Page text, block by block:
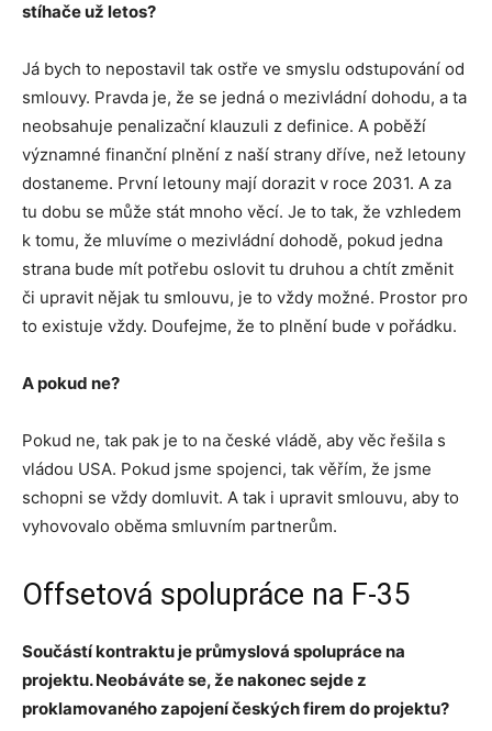
stíhače už letos?
Já bych to nepostavil tak ostře ve smyslu odstupování od
smlouvy. Pravda je, že se jedná o mezivládní dohodu, a ta
neobsahuje penalizační klauzuli z definice. A poběží
významné finanční plnění z naší strany dříve, než letouny
dostaneme. První letouny mají dorazit v roce 2031. A za
tu dobu se může stát mnoho věcí. Je to tak, že vzhledem
k tomu, že mluvíme o mezivládní dohodě, pokud jedna
strana bude mít potřebu oslovit tu druhou a chtít změnit
či upravit nějak tu smlouvu, je to vždy možné. Prostor pro
to existuje vždy. Doufejme, že to plnění bude v pořádku.
A pokud ne?
Pokud ne, tak pak je to na české vládě, aby věc řešila s
vládou USA. Pokud jsme spojenci, tak věřím, že jsme
schopni se vždy domluvit. A tak i upravit smlouvu, aby to
vyhovovalo oběma smluvním partnerům.
Offsetová spolupráce na F-35
Součástíkontraktu je průmyslová spolupráce na
projektu.Neobáváte se, že nakonecsejde z
proklamovanéhozapojeníčeských firem do projektu?